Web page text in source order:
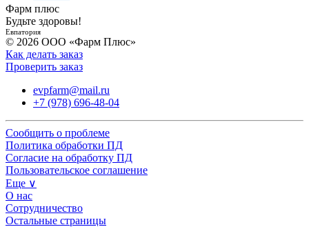
Фарм плюс
Будьте здоровы!
Евпатория
© 2026 ООО «Фарм Плюс»
Как делать заказ
Проверить заказ
evpfarm@mail.ru
+7 (978) 696-48-04
Сообщить о проблеме
Политика обработки ПД
Согласие на обработку ПД
Пользовательское соглашение
Еще ∨
О нас
Сотрудничество
Остальные страницы